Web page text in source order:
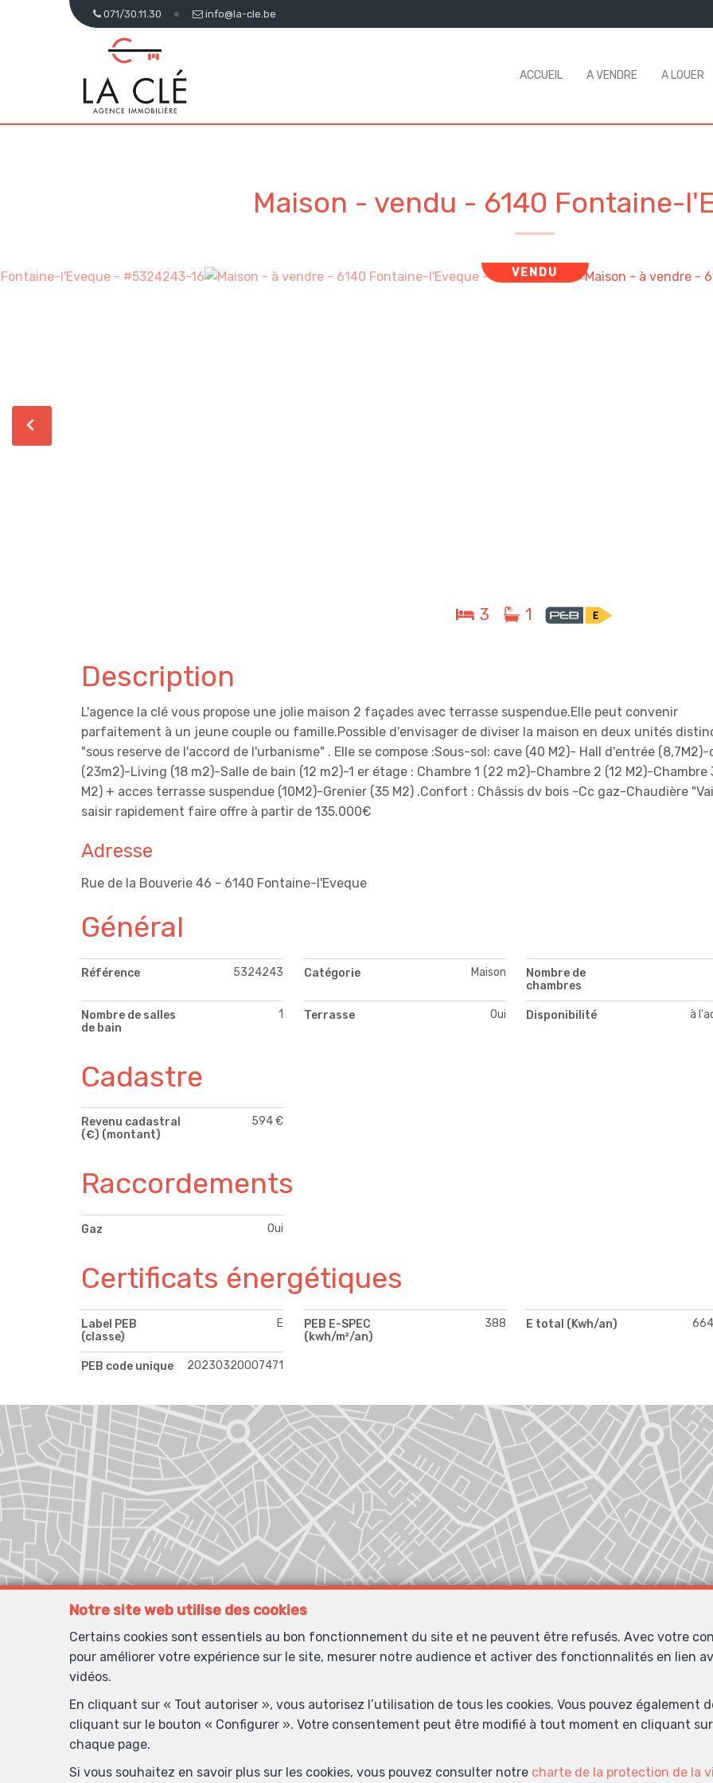
071/30.11.30 info@la-cle.be
ACCUEIL A VENDRE A LOUER
Maison - vendu - 6140 Fontaine-
VENDU
3 1
Description
L'agence la clé vous propose une jolie maison 2 façades avec terrasse suspendue.Elle peut convenir
parfaitement à un jeune couple ou famille.Possible d'envisager de diviser la maison en deux unités
"sous reserve de l'accord de l'urbanisme" . Elle se compose :Sous-sol: cave (40 M2)- Hall d'entrée
(23m2)-Living (18 m2)-Salle de bain (12 m2)-1 er étage : Chambre 1 (22 m2)-Chambre 2 (12 M2)-Chambre
M2) + acces terrasse suspendue (10M2)-Grenier (35 M2) .Confort : Châssis dv bois -Cc gaz-Chaudière
saisir rapidement faire offre à partir de 135.000€
Adresse
Rue de la Bouverie 46 - 6140 Fontaine-l'Eveque
Général
Référence 5324243 Catégorie Maison
Nombre de
chambres
Nombre de salles
de bain
1 Terrasse Oui Disponibilité à
Cadastre
Revenu cadastral
(€) (montant)
594 €
Raccordements
Gaz Oui
Certificats énergétiques
Label PEB
(classe)
E
PEB E-SPEC
(kwh/m²/an)
388 E total (Kwh/an)
PEB code unique 20230320007471
Notre site web utilise des cookies
Certains cookies sont essentiels au bon fonctionnement du site et ne peuvent être refusés. Avec votre
pour améliorer votre expérience sur le site, mesurer notre audience et activer des fonctionnalités en lien
vidéos.
En cliquant sur « Tout autoriser », vous autorisez l’utilisation de tous les cookies. Vous pouvez également
cliquant sur le bouton « Configurer ». Votre consentement peut être modifié à tout moment en cliquant
chaque page.
Si vous souhaitez en savoir plus sur les cookies, vous pouvez consulter notre charte de la protection de la